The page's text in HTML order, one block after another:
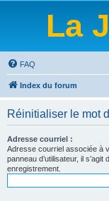
La
FAQ
Index du forum
Réinitialiser le mot
Adresse courriel :
Adresse courriel associée à
panneau d’utilisateur, il
enregistrement.